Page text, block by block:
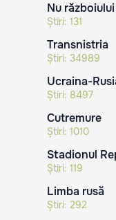
Nu războiului
Știri: 131
Transnistria
Știri: 34989
Ucraina-
Știri: 8497
Cutremure
Știri: 1010
Stadionul
Știri: 119
Limba rusă
Știri: 292